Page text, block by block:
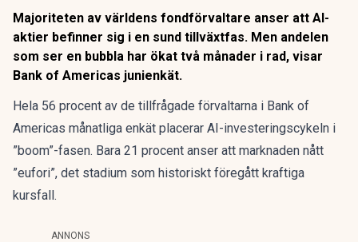
Majoriteten av världens fondförvaltare anser att AI-
aktier befinner sig i en sund tillväxtfas. Men andelen
som ser en bubbla har ökat två månader i rad, visar
Bank of Americas junienkät.
Hela 56 procent av de tillfrågade förvaltarna i Bank of
Americas månatliga enkät placerar AI-investeringscykeln i
”boom”-fasen. Bara 21 procent anser att marknaden nått
”eufori”, det stadium som historiskt föregått kraftiga
kursfall.
ANNONS